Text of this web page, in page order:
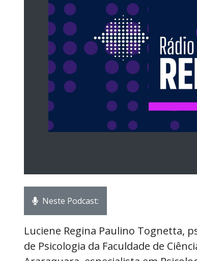
Neste Podcast:
Luciene Regina Paulino Tognetta,
de Psicologia da Faculdade de